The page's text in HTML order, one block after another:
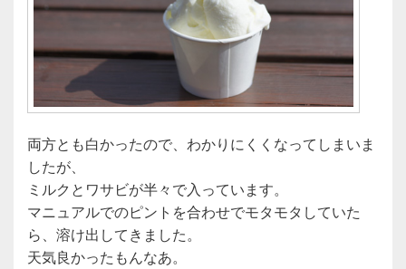
両方とも白かったので、わかりにくくなってしまいま
したが、
ミルクとワサビが半々で入っています。
マニュアルでのピントを合わせでモタモタしていた
ら、溶け出してきました。
天気良かったもんなあ。